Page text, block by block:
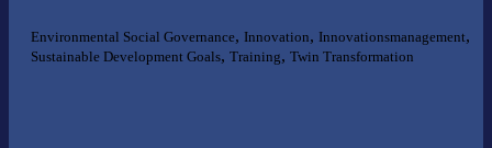
Environmental Social Governance, Innovation, Innovationsmanagement,
Sustainable Development Goals, Training, Twin Transformation